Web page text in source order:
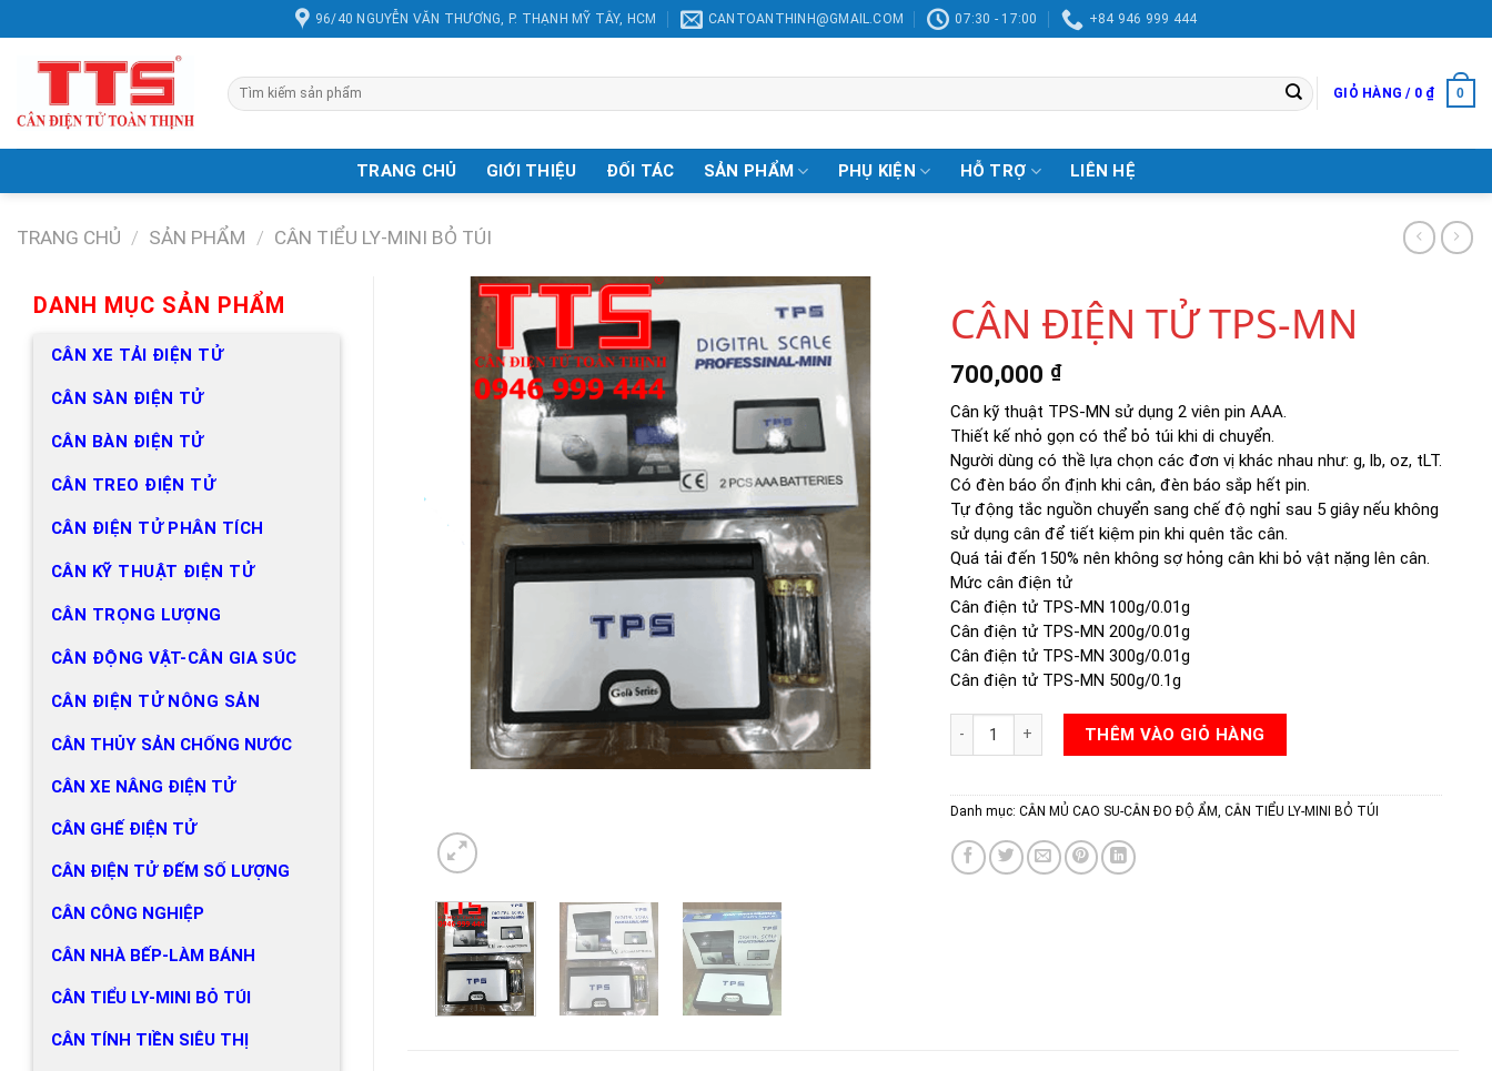
đến
96/40 NGUYỄN VĂN THƯƠNG, P. THẠNH MỸ TÂY, HCM CANTOANTHINH@GMAIL.COM 07:30 - 17:00 +84 946 999 444
Tìm
kiếm:
GIỎ HÀNG / 0 ₫ 0
TRANG CHỦ GIỚI THIỆU ĐỐI TÁC SẢN PHẨM PHỤ KIỆN HỖ TRỢ LIÊN HỆ
TRANG CHỦ / SẢN PHẨM / CÂN TIỂU LY-MINI BỎ TÚI
DANH MỤC SẢN PHẨM
CÂN XE TẢI ĐIỆN TỬ
CÂN SÀN ĐIỆN TỬ
CÂN BÀN ĐIỆN TỬ
CÂN TREO ĐIỆN TỬ
CÂN ĐIỆN TỬ PHÂN TÍCH
CÂN KỸ THUẬT ĐIỆN TỬ
CÂN TRỌNG LƯỢNG
CÂN ĐỘNG VẬT-CÂN GIA SÚC
CÂN ĐIỆN TỬ NÔNG SẢN
CÂN THỦY SẢN CHỐNG NƯỚC
CÂN XE NÂNG ĐIỆN TỬ
CÂN GHẾ ĐIỆN TỬ
CÂN ĐIỆN TỬ ĐẾM SỐ LƯỢNG
CÂN CÔNG NGHIỆP
CÂN NHÀ BẾP-LÀM BÁNH
CÂN TIỂU LY-MINI BỎ TÚI
CÂN TÍNH TIỀN SIÊU THỊ
Wishlist
CÂN ĐIỆN TỬ TPS-MN
700,000 ₫
Cân kỹ thuật TPS-MN sử dụng 2 viên pin AAA.
Thiết kế nhỏ gọn có thể bỏ túi khi di chuyển.
Người dùng có thề lựa chọn các đơn vị khác nhau như: g, lb, oz, tLT.
Có đèn báo ổn định khi cân, đèn báo sắp hết pin.
Tự động tắc nguồn chuyển sang chế độ nghỉ sau 5 giây nếu không
sử dụng cân để tiết kiệm pin khi quên tắc cân.
Quá tải đến 150% nên không sợ hỏng cân khi bỏ vật nặng lên cân.
Mức cân điện tử
Cân điện tử TPS-MN 100g/0.01g
Cân điện tử TPS-MN 200g/0.01g
Cân điện tử TPS-MN 300g/0.01g
Cân điện tử TPS-MN 500g/0.1g
CÂN ĐIỆN TỬ TPS-MN số lượng
THÊM VÀO GIỎ HÀNG
Danh mục: CÂN MỦ CAO SU-CÂN ĐO ĐỘ ẨM CÂN TIỂU LY-MINI BỎ TÚI